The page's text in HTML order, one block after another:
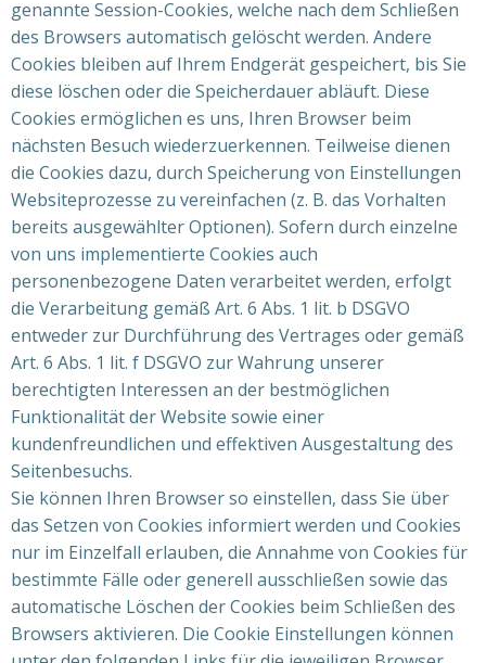
genannte Session-Cookies, welche nach dem Schließen
des Browsers automatisch gelöscht werden. Andere
Cookies bleiben auf Ihrem Endgerät gespeichert, bis Sie
diese löschen oder die Speicherdauer abläuft. Diese
Cookies ermöglichen es uns, Ihren Browser beim
nächsten Besuch wiederzuerkennen. Teilweise dienen
die Cookies dazu, durch Speicherung von Einstellungen
Websiteprozesse zu vereinfachen (z. B. das Vorhalten
bereits ausgewählter Optionen). Sofern durch einzelne
von uns implementierte Cookies auch
personenbezogene Daten verarbeitet werden, erfolgt
die Verarbeitung gemäß Art. 6 Abs. 1 lit. b DSGVO
entweder zur Durchführung des Vertrages oder gemäß
Art. 6 Abs. 1 lit. f DSGVO zur Wahrung unserer
berechtigten Interessen an der bestmöglichen
Funktionalität der Website sowie einer
kundenfreundlichen und effektiven Ausgestaltung des
Seitenbesuchs.
Sie können Ihren Browser so einstellen, dass Sie über
das Setzen von Cookies informiert werden und Cookies
nur im Einzelfall erlauben, die Annahme von Cookies für
bestimmte Fälle oder generell ausschließen sowie das
automatische Löschen der Cookies beim Schließen des
Browsers aktivieren. Die Cookie Einstellungen können